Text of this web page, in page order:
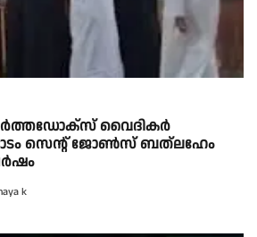
വൈദികർ
സെന്റ്‌ ജോൺസ് ബത്ലഹേം
k